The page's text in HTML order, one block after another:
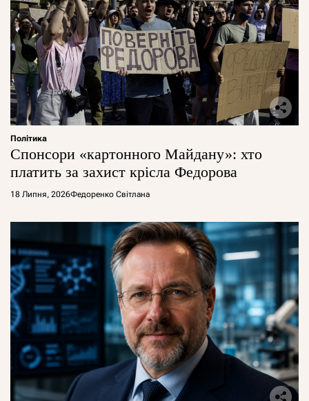
Політика
Спонсори «картонного Майдану»: хто
платить за захист крісла Федорова
18 Липня, 2026Федоренко Світлана